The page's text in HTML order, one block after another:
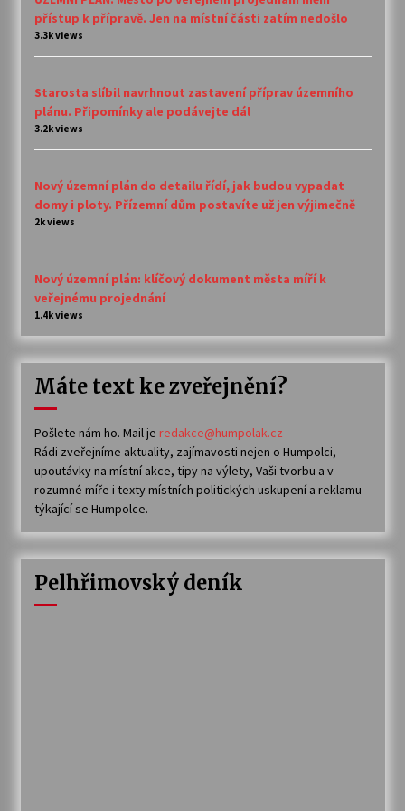
přístup k přípravě. Jen na místní části zatím nedošlo
3.3k views
Starosta slíbil navrhnout zastavení příprav územního
plánu. Připomínky ale podávejte dál
3.2k views
Nový územní plán do detailu řídí, jak budou vypadat
domy i ploty. Přízemní dům postavíte už jen výjimečně
2k views
Nový územní plán: klíčový dokument města míří k
veřejnému projednání
1.4k views
Máte text ke zveřejnění?
Pošlete nám ho. Mail je redakce@humpolak.cz
Rádi zveřejníme aktuality, zajímavosti nejen o Humpolci,
upoutávky na místní akce, tipy na výlety, Vaši tvorbu a v
rozumné míře i texty místních politických uskupení a reklamu
týkající se Humpolce.
Pelhřimovský deník